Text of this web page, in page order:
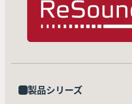
製品シリーズ